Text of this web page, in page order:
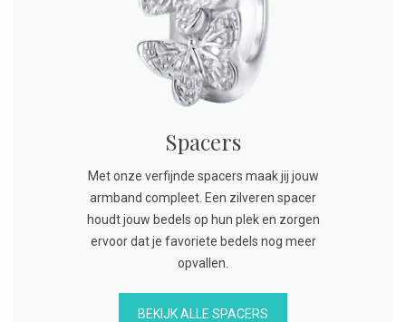
Spacers
Met onze verfijnde spacers maak jij jouw
armband compleet. Een zilveren spacer
houdt jouw bedels op hun plek en zorgen
ervoor dat je favoriete bedels nog meer
opvallen.
BEKIJK ALLE SPACERS